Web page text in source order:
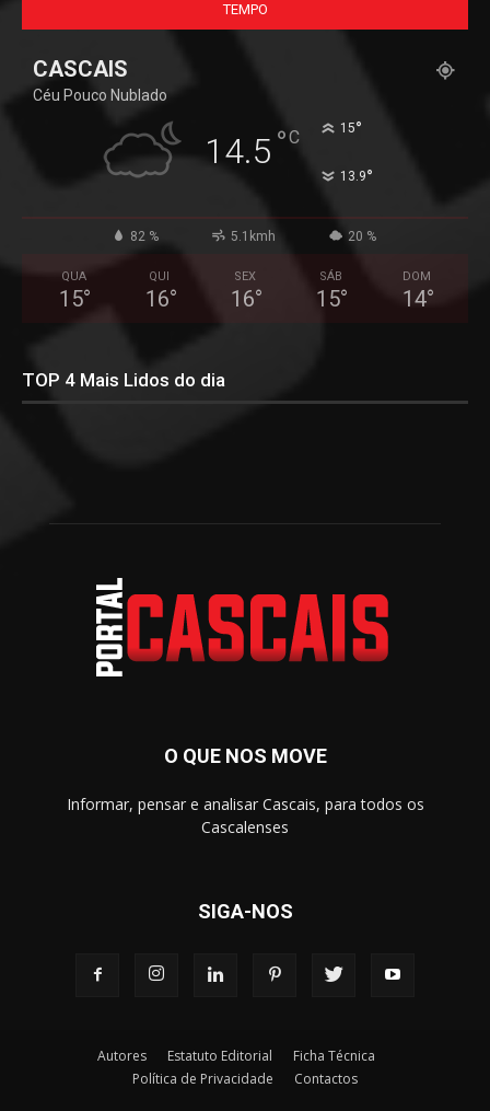
TEMPO
CASCAIS
Céu Pouco Nublado
14.5 °C 15°
13.9°
82 % 5.1kmh 20 %
QUA
15°
QUI
16°
SEX
16°
SÁB
15°
DOM
14°
TOP 4 Mais Lidos do dia
O QUE NOS MOVE
Informar, pensar e analisar Cascais, para todos os
Cascalenses
SIGA-NOS
Autores Estatuto Editorial
Ficha Técnica
Política de Privacidade
Contactos